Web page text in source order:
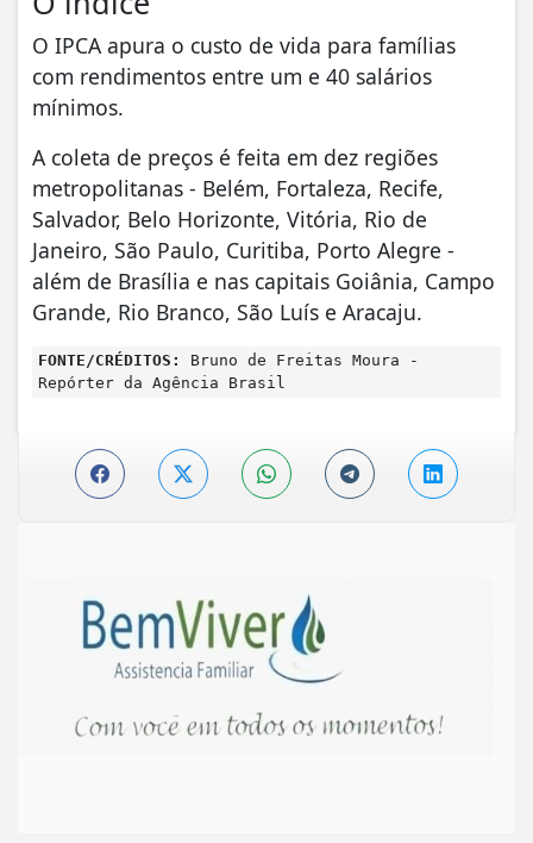
O IPCA apura o custo de vida para famílias
com rendimentos entre um e 40 salários
mínimos.
A coleta de preços é feita em dez regiões
metropolitanas - Belém, Fortaleza, Recife,
Salvador, Belo Horizonte, Vitória, Rio de
Janeiro, São Paulo, Curitiba, Porto Alegre -
além de Brasília e nas capitais Goiânia, Campo
Grande, Rio Branco, São Luís e Aracaju.
FONTE/CRÉDITOS:
Bruno de Freitas Moura -
Repórter da Agência Brasil